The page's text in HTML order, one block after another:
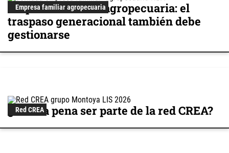
Empresa familiar agropecuaria
Empresa familiar agropecuaria: el
traspaso generacional también debe
gestionarse
Red CREA
¿Vale la pena ser parte de la red CREA?